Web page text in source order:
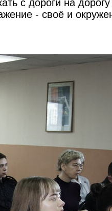
с дороги на
- своё и